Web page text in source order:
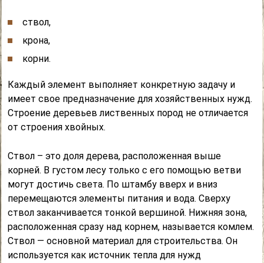
ствол,
крона,
корни.
Каждый элемент выполняет конкретную задачу и
имеет свое предназначение для хозяйственных нужд.
Строение деревьев лиственных пород не отличается
от строения хвойных.
Ствол – это доля дерева, расположенная выше
корней. В густом лесу только с его помощью ветви
могут достичь света. По штамбу вверх и вниз
перемещаются элементы питания и вода. Сверху
ствол заканчивается тонкой вершиной. Нижняя зона,
расположенная сразу над корнем, называется комлем.
Ствол — основной материал для строительства. Он
используется как источник тепла для нужд